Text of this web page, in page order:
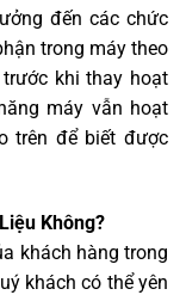
đến các chức
trong máy theo
khi thay hoạt
máy vẫn hoạt
trên để biết được
Không?
khách hàng trong
khách có thể yên